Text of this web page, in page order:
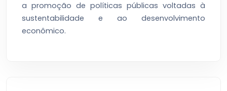
a promoção de políticas públicas voltadas à
sustentabilidade e ao desenvolvimento
econômico.